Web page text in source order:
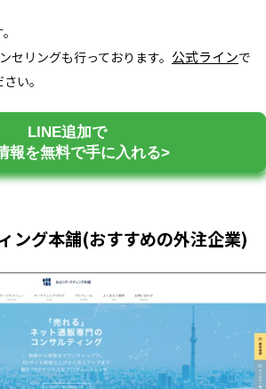
セリングも行っております。 公式ラインで
い。
LINE追加で
報を無料で手に入れる>
ング本舗(おすすめの外注企業)